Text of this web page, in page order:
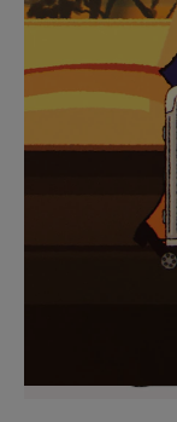
SUR
POUR
LE